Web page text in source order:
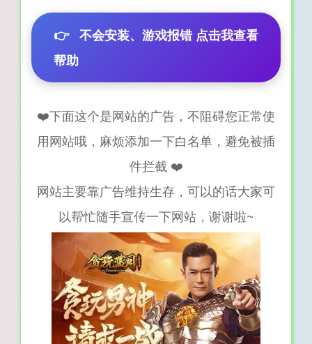
👉 不会安装、游戏报错 点击我查看
帮助
❤️下面这个是网站的广告，不阻碍您正常使
用网站哦，麻烦添加一下白名单，避免被插
件拦截 ❤️
网站主要靠广告维持生存，可以的话大家可
以帮忙随手宣传一下网站，谢谢啦~